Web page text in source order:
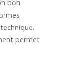
bon
permet